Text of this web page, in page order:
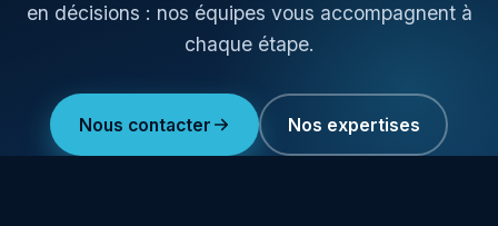
en décisions : nos équipes vous accompagnent à
chaque étape.
Nous contacter Nos expertises